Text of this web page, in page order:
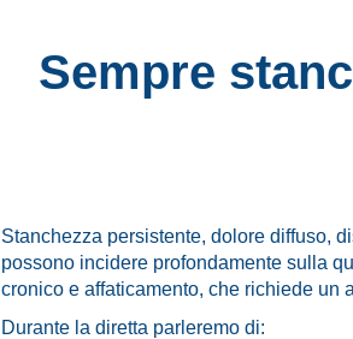
Sempre
Stanchezza persistente, dolore diffuso,
possono incidere profondamente sulla
cronico e affaticamento, che richiede un
Durante la diretta parleremo di: